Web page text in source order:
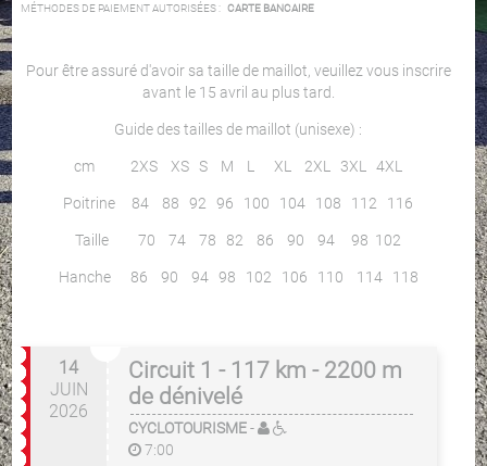
MÉTHODES DE PAIEMENT AUTORISÉES : CARTE BANCAIRE
Pour être assuré d'avoir sa taille de maillot, veuillez vous inscrire
avant le 15 avril au plus tard.
Guide des tailles de maillot (unisexe) :
cm 2XS XS S M L XL 2XL 3XL 4XL
Poitrine 84 88 92 96 100 104 108 112 116
Taille 70 74 78 82 86 90 94 98 102
Hanche 86 90 94 98 102 106 110 114 118
14
JUIN
2026
Circuit 1 - 117 km - 2200 m
de dénivelé
CYCLOTOURISME-
7:00